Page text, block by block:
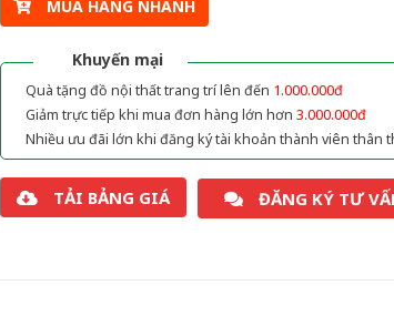
MUA HÀNG NHANH
Khuyến mại
Quà tặng đồ nội thất trang trí lên đến 1.000.000đ
Giảm trực tiếp khi mua đơn hàng lớn hơn 3.000.000đ
Nhiều ưu đãi lớn khi đăng ký tài khoản thành viên thân
TẢI BẢNG GIÁ ĐĂNG KÝ TƯ